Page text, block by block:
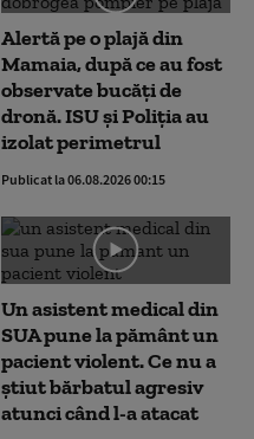
Alertă pe o plajă din
Mamaia, după ce au fost
observate bucăți de
dronă. ISU și Poliția au
izolat perimetrul
Publicat la 06.08.2026 00:15
Un asistent medical din
SUA pune la pământ un
pacient violent. Ce nu a
știut bărbatul agresiv
atunci când l-a atacat